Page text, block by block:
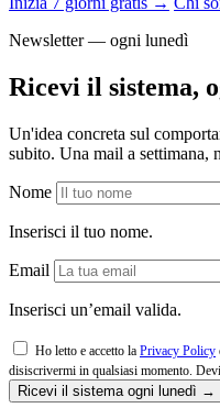
Newsletter — ogni lunedì
Ricevi il sistema,
Un'idea concreta sul
subito. Una mail a settimana,
Nome
Inserisci il tuo nome.
Email
Inserisci un’email valida.
Ho letto e accetto la Privacy Policy
disiscrivermi in qualsiasi momento.
Ricevi il sistema ogni lunedì →